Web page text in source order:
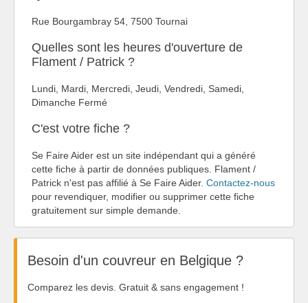
Rue Bourgambray 54, 7500 Tournai
Quelles sont les heures d'ouverture de
Flament / Patrick ?
Lundi, Mardi, Mercredi, Jeudi, Vendredi, Samedi,
Dimanche Fermé
C'est votre fiche ?
Se Faire Aider est un site indépendant qui a généré
cette fiche à partir de données publiques. Flament /
Patrick n'est pas affilié à Se Faire Aider. Contactez-nous
pour revendiquer, modifier ou supprimer cette fiche
gratuitement sur simple demande.
Besoin d'un couvreur en Belgique ?
Comparez les devis. Gratuit & sans engagement !